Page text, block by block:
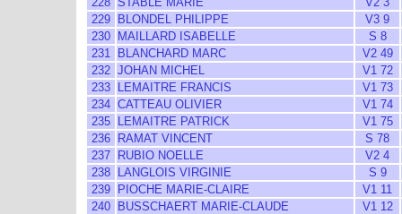
229
BLONDEL PHILIPPE
V3 9
230
MAILLARD ISABELLE
S 8
231
BLANCHARD MARC
V2 49
232 JOHAN MICHEL
V1 72
233
LEMAITRE FRANCIS
V1 73
234 CATTEAU OLIVIER
V1 74
235
LEMAITRE PATRICK
V1 75
236
RAMAT VINCENT
S 78
237
RUBIO NOELLE
V2 4
238
LANGLOIS VIRGINIE
S 9
239
PIOCHE MARIE-CLAIRE
V1 11
240
BUSSCHAERT MARIE-CLAUDE
V1 12